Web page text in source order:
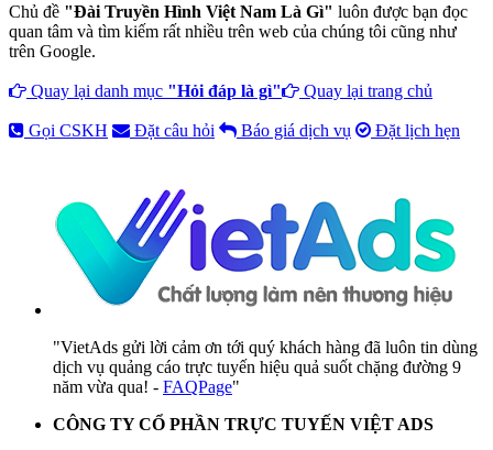
Chủ đề "Đài Truyền Hình Việt Nam Là Gì" luôn được bạn đọc
quan tâm và tìm kiếm rất nhiều trên web của chúng tôi cũng như
trên Google.
Quay lại danh mục "Hỏi đáp là gì" Quay lại trang chủ
Gọi CSKH Đặt câu hỏi Báo giá dịch vụ Đặt lịch hẹn
"VietAds gửi lời cảm ơn tới quý khách hàng đã luôn tin dùng
dịch vụ quảng cáo trực tuyến hiệu quả suốt chặng đường 9
năm vừa qua! - FAQPage"
CÔNG TY CỔ PHẦN TRỰC TUYẾN VIỆT ADS